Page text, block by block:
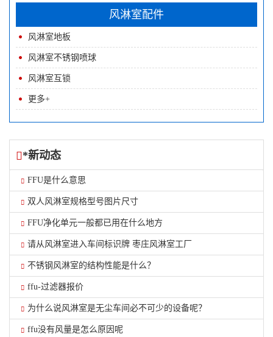
风淋室配件
风淋室地板
风淋室不锈钢喷球
风淋室互锁
更多+
*新动态
FFU是什么意思
双人风淋室规格型号图片尺寸
FFU净化单元一般都已用在什么地方
请从风淋室进入车间标识牌 枣庄风淋室工厂
不锈钢风淋室的结构性能是什么？
ffu-过滤器报价
为什么说风淋室是无尘车间必不可少的设备呢？
ffu没有风量是怎么原因呢